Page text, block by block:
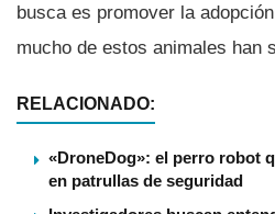
busca es promover la
mucho de estos animales han
RELACIONADO:
«DroneDog»: el perro robot
en patrullas de seguridad